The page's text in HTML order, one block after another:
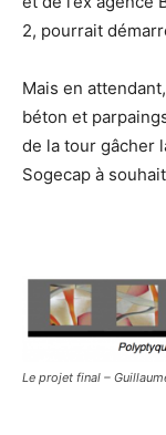
2, pourrait
Mais en
béton et
de la tour gâcher
Sogecap à
Le projet final –